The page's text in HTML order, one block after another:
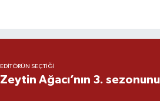
EDITÖRÜN SEÇTIĞI
Zeytin Ağacı’nın 3.